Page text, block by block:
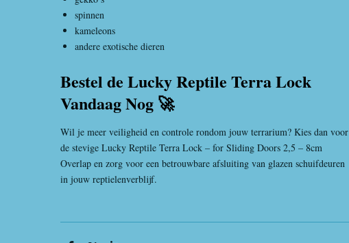
spinnen
kameleons
andere exotische dieren
Bestel de Lucky Reptile Terra Lock
Vandaag Nog 🚀
Wil je meer veiligheid en controle rondom jouw terrarium? Kies dan voor
de stevige Lucky Reptile Terra Lock – for Sliding Doors 2,5 – 8cm
Overlap en zorg voor een betrouwbare afsluiting van glazen schuifdeuren
in jouw reptielenverblijf.